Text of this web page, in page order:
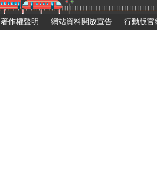
著作權聲明 網站資料開放宣告 行動版官